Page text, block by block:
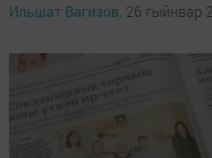
Ильшат Вагизов, 26 гыйнвар